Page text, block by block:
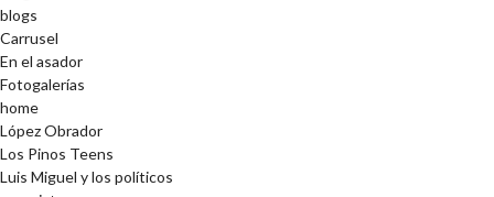
blogs
Carrusel
En el asador
Fotogalerías
home
López Obrador
Los Pinos Teens
Luis Miguel y los políticos